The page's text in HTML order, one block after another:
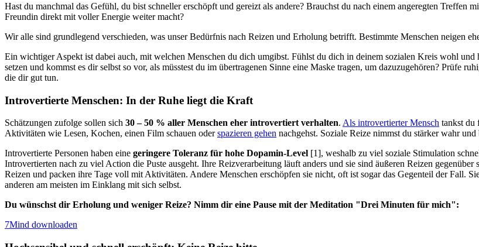
Hast du manchmal das Gefühl, du bist schneller erschöpft und gereizt als andere? Brauchst du nach einem angeregten
Freundin direkt mit voller Energie weiter macht?
Wir alle sind grundlegend verschieden, was unser Bedürfnis nach Reizen und Erholung betrifft. Bestimmte Menschen neigen
Ein wichtiger Aspekt ist dabei auch, mit welchen Menschen du dich umgibst. Fühlst du dich in deinem sozialen Kreis wohl
setzen und kommst es dir selbst so vor, als müsstest du im übertragenen Sinne eine Maske tragen, um dazuzugehören? Prüfe
die dir gut tun.
Introvertierte Menschen: In der Ruhe liegt die Kraft
Schätzungen zufolge sollen sich 30 – 50 % aller Menschen eher introvertiert verhalten. Als introvertierter Mensch tankst du
Aktivitäten wie Lesen, Kochen, einen Film schauen oderspazieren gehen nachgehst. Soziale Reize nimmst du stärker wahr
Introvertierte Personen haben eine geringere Toleranz für hohe Dopamin-Level [1], weshalb zu viel soziale Stimulation
Introvertierten nach zu viel Action die Puste ausgeht. Ihre Reizverarbeitung läuft anders und sie sind äußeren Reizen
Reizen und packen ihre Tage voll mit Aktivitäten. Andere Menschen erschöpfen sie nicht, oft ist sogar das Gegenteil der Fall.
anderen am meisten im Einklang mit sich selbst.
Du wünschst dir Erholung und weniger Reize? Nimm dir eine Pause mit der Meditation "Drei Minuten für mich":
7Mind downloaden